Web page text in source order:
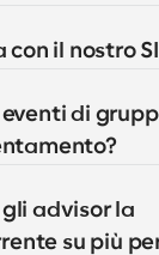
il nostro
di
advisor la
su più